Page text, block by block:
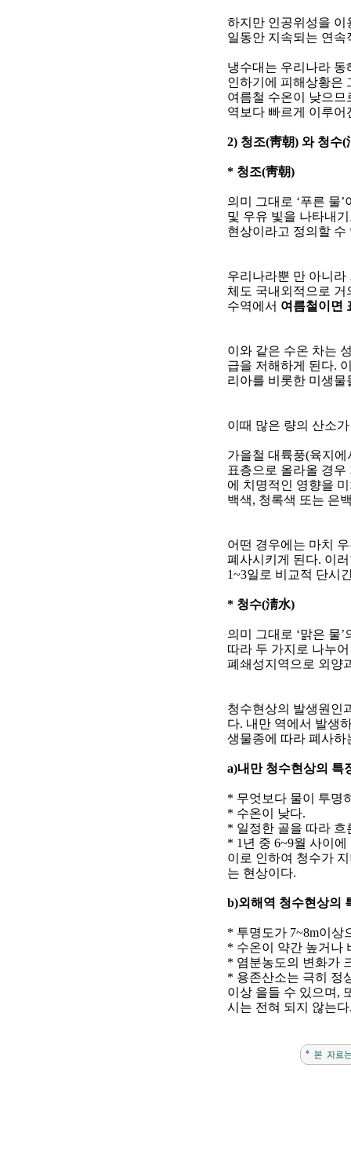
하지만 인공위성을 이
일동안 지속되는 연
냉수대는 우리나라
인하기에 피해상황은
여름철 수온이 낮으
역보다 빠르게 이루어
2) 청조(靑朝) 와 청수(
* 청조(靑朝)
의미 그대로 ‘푸른 물’
및 우유 빛을 나타내
현상이라고 정의할 수
우리나라뿐 만 아니
체도 국내외적으로 거
수역에서 여름철이면
이와 같은 수온 차는
급을 저해하게 된다.
리아를 비롯한 미생
이때 많은 량의 산소
가을철 대륙풍(육지에
표층으로 올라올 경
에 치명적인 영향을
백색, 청록색 또는 은
어떤 경우에는 마치
폐사시키게 된다. 이
1~3일로 비교적 단시
* 청수(淸水)
의미 그대로 ‘맑은 물’
따라 두 가지로 나누
폐쇄성지역으로 외양
청수현상의 발생원인
다. 내만 역에서 발생
생물종에 따라 폐사하
a)내만 청수현상의 특
* 무엇보다 물이 투명
* 수온이 낮다.
* 일정한 골을 따라 흐
* 1 년 중 6~9월 사이
이로 인하여 청수가
는 현상이다.
b)외해역 청수현상의
* 투명도가 7~8m이상
* 수온이 약간 높거나
* 염분농도의 변화가
* 용존산소는 극히 정
이상 을들 수 있으며 ,
시는 전혀 되지 않는다